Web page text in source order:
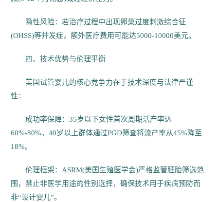
隐性风险：若治疗过程中出现卵巢过度刺激综合征
(OHSS)等并发症，额外医疗费用可能达5000-10000美元。
四、技术优势与伦理平衡
美国试管婴儿的核心竞争力在于技术深度与法律严谨
性：
成功率保障：35岁以下女性首次周期活产率达
60%-80%，40岁以上群体通过PGD筛查将流产率从45%降至
18%。
伦理框架：ASRM(美国生殖医学会)严格监管胚胎筛选范
围，禁止非医学用途的性别选择，确保技术用于疾病预防而
非“设计婴儿”。